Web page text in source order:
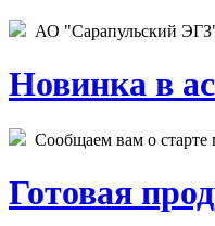
АО "Сарапульский
Новинка в
Сообщаем вам о старте
Готовая